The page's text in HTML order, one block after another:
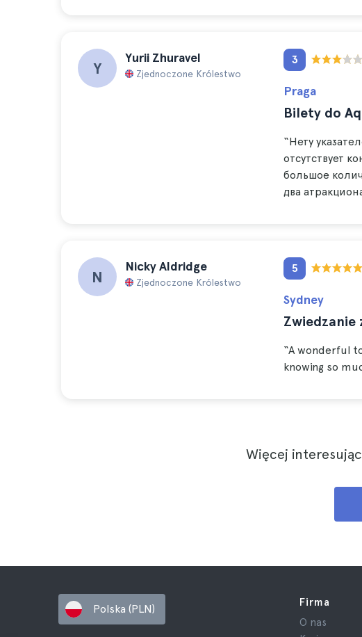
Y
Yurii Zhuravel
Zjednoczone Królestwo
3
Praga
Bilety do
“Нету
отсутствует
большое
два
N
Nicky Aldridge
Zjednoczone Królestwo
5
Sydney
Zwiedzanie
“A wonderful
knowing so
Więcej
Polska (PLN)
Firma
O nas